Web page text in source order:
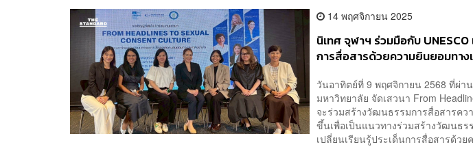
14 พฤศจิกายน 2025
นิเทศ จุฬาฯ ร่วมมือกับ
การสื่อสารด้วยความยินยอมทาง
วันอาทิตย์ที่ 9 พฤศจิกายน 2568 ที่ผ่
มหาวิทยาลัย จัดเสวนา From
จะร่วมสร้างวัฒนธรรมการสื่อสารคว
ขึ้นเพื่อเป็นแนวทางร่วมสร้างวัฒนธร
เปลี่ยนเรียนรู้ประเด็นการสื่อสารด้ว